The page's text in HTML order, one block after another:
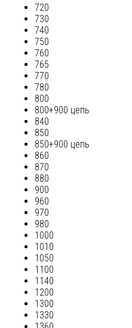
720
730
740
750
760
765
770
780
800
800+900 цепь
840
850
850+900 цепь
860
870
880
900
960
970
980
1000
1010
1050
1100
1140
1200
1300
1330